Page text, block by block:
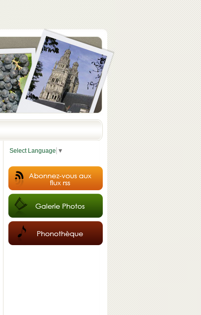
Select Language ▼